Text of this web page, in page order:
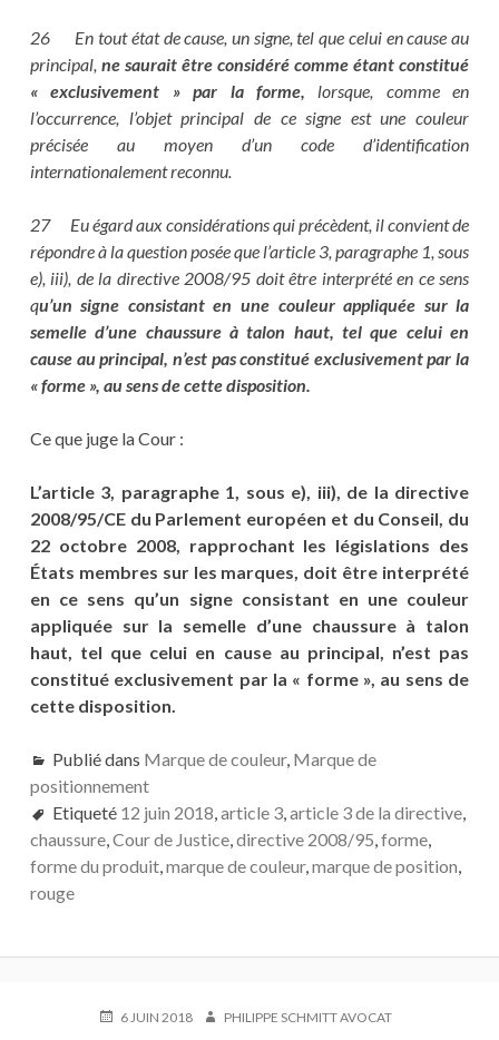
26 En tout état de cause, un signe, tel que celui en cause au
principal, ne saurait être considéré comme étant constitué
« exclusivement » par la forme, lorsque, comme en
l’occurrence, l’objet principal de ce signe est une couleur
précisée au moyen d’un code d’identification
internationalement reconnu.
27 Eu égard aux considérations qui précèdent, il convient de
répondre à la question posée que l’article 3, paragraphe 1, sous
e), iii), de la directive 2008/95 doit être interprété en ce sens
qu’un signe consistant en une couleur appliquée sur la
semelle d’une chaussure à talon haut, tel que celui en
cause au principal, n’est pas constitué exclusivement par la
« forme », au sens de cette disposition.
Ce que juge la Cour :
L’article 3, paragraphe 1, sous e), iii), de la directive
2008/95/CE du Parlement européen et du Conseil, du
22 octobre 2008, rapprochant les législations des
États membres sur les marques, doit être interprété
en ce sens qu’un signe consistant en une couleur
appliquée sur la semelle d’une chaussure à talon
haut, tel que celui en cause au principal, n’est pas
constitué exclusivement par la « forme », au sens de
cette disposition.
Publié dans Marque de couleur, Marque de
positionnement
Etiqueté 12 juin 2018,article 3,article 3 de la directive,
chaussure,Cour de Justice,directive 2008/95,forme,
forme du produit,marque de couleur,marque de position,
rouge
PUBLIÉ6 JUIN 2018 AUTEURPHILIPPE SCHMITT AVOCAT